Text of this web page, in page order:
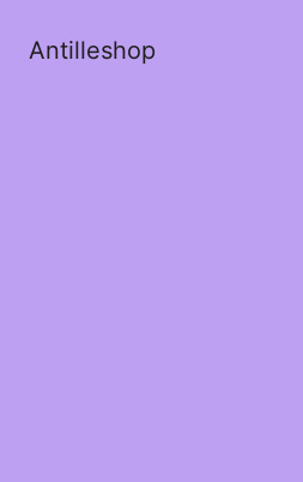
Antilleshop